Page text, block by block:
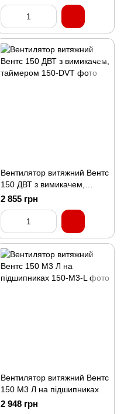
Вентилятор витяжний Вентс
150 ДВТ з вимикачем,
таймером
2 855 грн
Вентилятор витяжний Вентс
150 М3 Л на підшипниках
2 948 грн